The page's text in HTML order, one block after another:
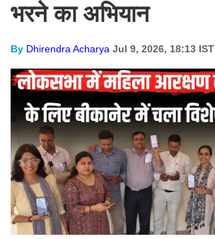
भरने का अभियान
By Dhirendra Acharya Jul 9, 2026, 18:13 IST